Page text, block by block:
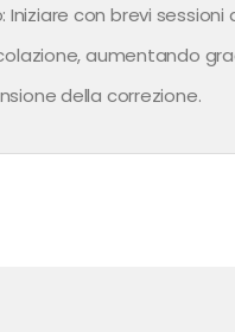
con brevi sessioni
aumentando
della correzione.